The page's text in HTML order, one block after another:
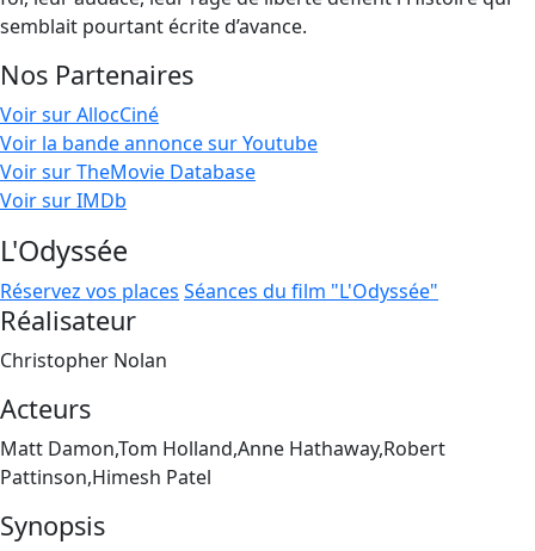
semblait pourtant écrite d’avance.
Nos Partenaires
Voir sur AllocCiné
Voir la bande annonce sur Youtube
Voir sur TheMovie Database
Voir sur IMDb
L'Odyssée
Réservez vos places Séances du film "L'Odyssée"
Réalisateur
Christopher Nolan
Acteurs
Matt Damon,Tom Holland,Anne Hathaway,Robert
Pattinson,Himesh Patel
Synopsis